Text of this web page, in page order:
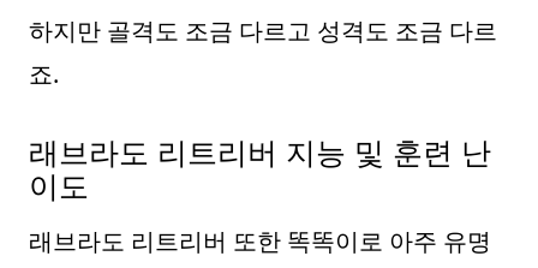
하지만 골격도 조금 다르고 성격도 조금 다르
죠.
래브라도 리트리버 지능 및 훈련 난
이도
래브라도 리트리버 또한 똑똑이로 아주 유명